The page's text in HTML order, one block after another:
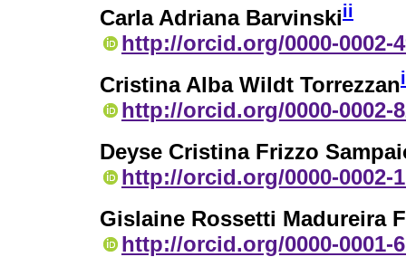
Carla Adriana Barvinskiii
http://orcid.org/0000-0002-
Cristina Alba Wildt Torrezzani
http://orcid.org/0000-0002-
Deyse Cristina Frizzo
http://orcid.org/0000-0002-
Gislaine Rossetti Madureira
http://orcid.org/0000-0001-